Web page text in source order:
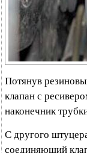
Потянув
клапан с
наконечник
С другого
соединяющий